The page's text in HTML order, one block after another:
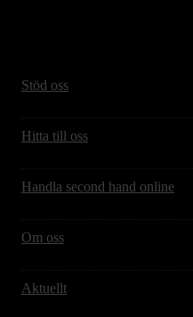
Stöd oss
Hitta till oss
Handla second hand online
Om oss
Aktuellt